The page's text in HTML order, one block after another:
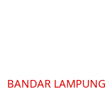
BANDAR LAMPUNG